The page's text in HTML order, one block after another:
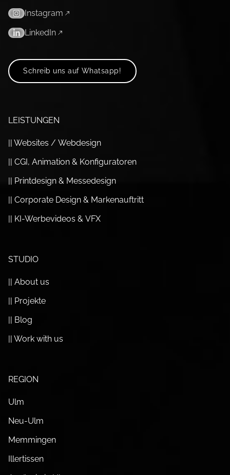
Instagram
LinkedIn
Schreib uns auf Whatsapp!
LEISTUNGEN
|| Websites / Webdesign
|| CGI, Animation & Konfiguratoren
|| Printdesign & Messedesign
|| Corporate Design & Marken­auftritt
|| KI-Werbevideos & VFX
STUDIO
|| About us
|| Projekte
|| Blog
|| Work with us
REGION
Ulm
Neu-Ulm
Memmingen
Illertissen